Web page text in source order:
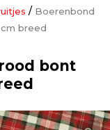
/ Boerenbond
breed
bont